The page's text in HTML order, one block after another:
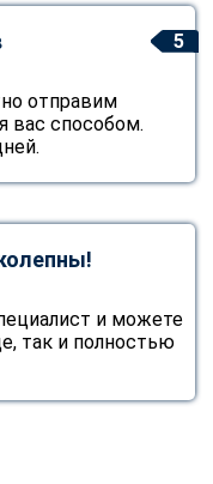
5
отправим
способом.
и можете
так и полностью